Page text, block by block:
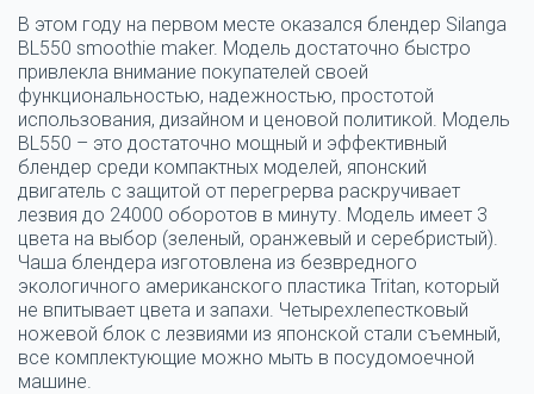
В этом году на первом месте оказался блендер Silanga
BL550 smoothie maker. Модель достаточно быстро
привлекла внимание покупателей своей
функциональностью, надежностью, простотой
использования, дизайном и ценовой политикой. Модель
BL550 – это достаточно мощный и эффективный
блендер среди компактных моделей, японский
двигатель с защитой от перегрерва раскручивает
лезвия до 24000 оборотов в минуту. Модель имеет 3
цвета на выбор (зеленый, оранжевый и серебристый).
Чаша блендера изготовлена из безвредного
экологичного американского пластика Tritan, который
не впитывает цвета и запахи. Четырехлепестковый
ножевой блок с лезвиями из японской стали съемный,
все комплектующие можно мыть в посудомоечной
машине.